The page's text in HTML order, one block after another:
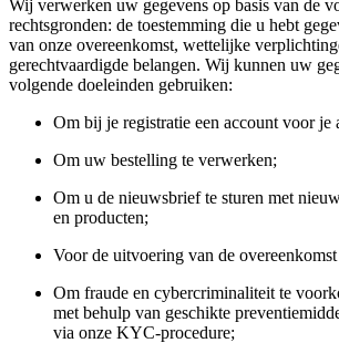
Wij verwerken uw gegevens op basis van de
rechtsgronden: de toestemming die u hebt
van onze overeenkomst, wettelijke
gerechtvaardigde belangen. Wij kunnen uw
volgende doeleinden gebruiken:
Om bij je registratie een account voor je
Om uw bestelling te verwerken;
Om u de nieuwsbrief te sturen met
en producten;
Voor de uitvoering van de overeenkomst
Om fraude en cybercriminaliteit te
met behulp van geschikte
via onze KYC-procedure;